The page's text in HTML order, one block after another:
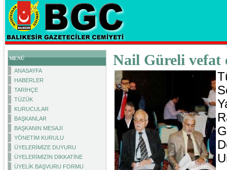
MENÜ
ANASAYFA
HABERLER
TARİHÇE
TÜZÜK
KURUCULAR
BAŞKANLAR
BAŞKANIN MESAJI
YÖNETİM KURULU
ÜYELERİMİZE DUYURU
ÜYELERİMİZİN DİKKATİNE
ÜYELİK BAŞVURU FORMU
Nail Güreli vefat